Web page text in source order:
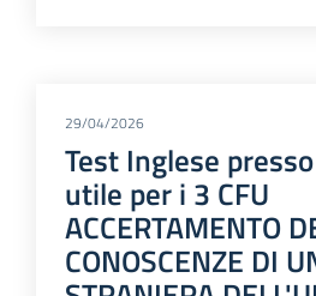
29/04/2026
Test Inglese
utile per i 3 CFU
ACCERTAMENTO
CONOSCENZE DI